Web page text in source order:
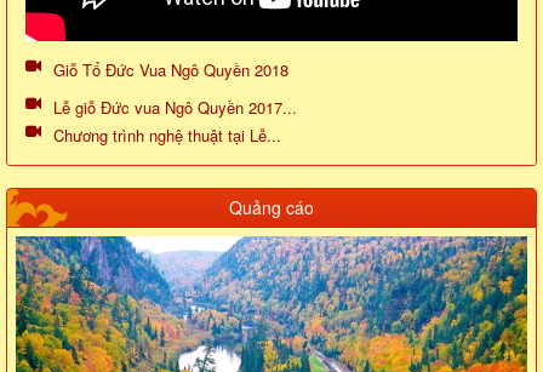
Giỗ Tổ Đức Vua Ngô Quyền 2018
Lễ giỗ Đức vua Ngô Quyền 2017...
Chương trình nghệ thuật tại Lễ...
Quảng cáo